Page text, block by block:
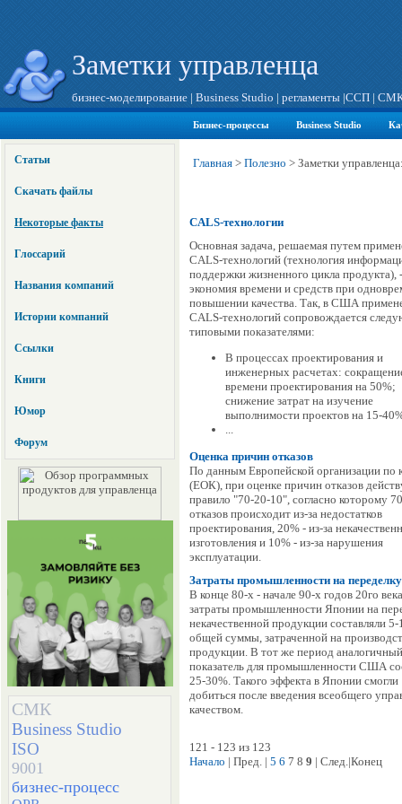
Заметки управленца
бизнес-моделирование | Business Studio | регламенты |ССП |
Бизнес-процессы Business Studio
Статьи
Скачать файлы
Некоторые факты
Глоссарий
Названия компаний
Истории компаний
Ссылки
Книги
Юмор
Форум
СМК
Business Studio
ISO
9001
бизнес-процесс
Главная > Полезно > Заметки
CALS-технологии
Основная задача, решаемая путем
CALS-технологий (технология
поддержки жизненного цикла продукта), -
экономия времени и средств при
повышении качества. Так, в США
CALS-технологий сопровождается
типовыми показателями:
В процессах проектирования и
инженерных расчетах:
времени проектирования на 50%;
снижение затрат на изучение
выполнимости проектов на 15-
...
Оценка причин отказов
По данным Европейской организации по
(ЕОК), при оценке причин отказов
правило "70-20-10", согласно которому
отказов происходит из-за недостатков
проектирования, 20% - из-за
изготовления и 10% - из-за нарушения
эксплуатации.
Затраты промышленности на переделку
В конце 80-х - начале 90-х годов 20го века
затраты промышленности Японии на
некачественной продукции составляли
общей суммы, затраченной на
продукции. В тот же период аналогичный
показатель для промышленности США
25-30%. Такого эффекта в Японии смогли
добиться после введения всеобщего
качеством.
121 - 123 из 123
Начало | Пред. | 5 6 7 8 9 | След.|Конец